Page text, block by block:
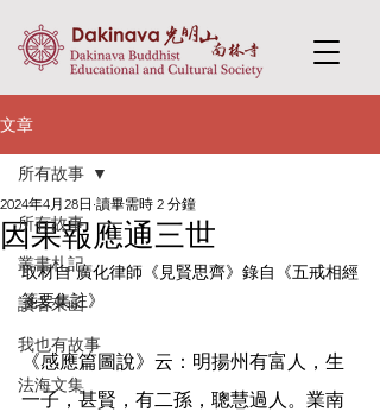
文章
所有故事
叢書札記
讀者來函
我也有故事
法海文集
所有故事
因果報應通三世
2024年4月28日 讀畢需時 2 分鐘
取材自 廣化律師《見賢思齊》錄自《五戒相經
箋要集註》
《感應篇圖說》云：明揚州有富人，生
一子，甚賢，有二孫，聰慧過人。業南